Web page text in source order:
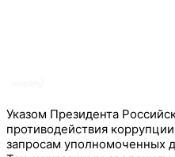
Указом Президента
противодействия
запросам уполномоченных